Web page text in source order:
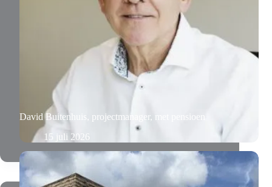
David Buitenhuis, projectmanager, met pensioen
15 juli 2026